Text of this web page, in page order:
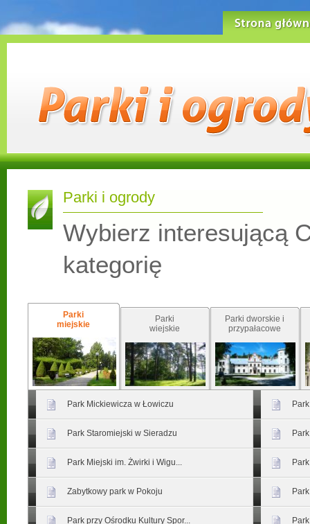
Parki i ogrody
Wybierz interesującą
kategorię
Parki
miejskie
Parki
wiejskie
Parki dworskie i
przypałacowe
Park Mickiewicza w Łowiczu
Park Staromiejski w Sieradzu
Park Miejski im. Żwirki i Wigu...
Zabytkowy park w Pokoju
Park przy Ośrodku Kultury Spor...
Strona główna